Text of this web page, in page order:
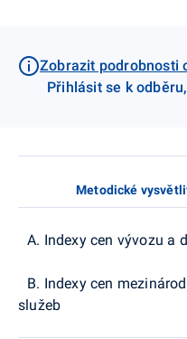
Zobrazit podrobnosti
Přihlásit se k
Metodické
A. Indexy cen vývozu a
B. Indexy cen
služeb